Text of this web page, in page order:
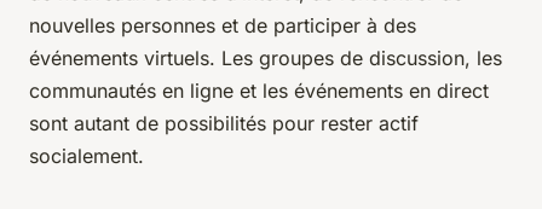
nouvelles personnes et de participer à des
événements virtuels. Les groupes de discussion, les
communautés en ligne et les événements en direct
sont autant de possibilités pour rester actif
socialement.